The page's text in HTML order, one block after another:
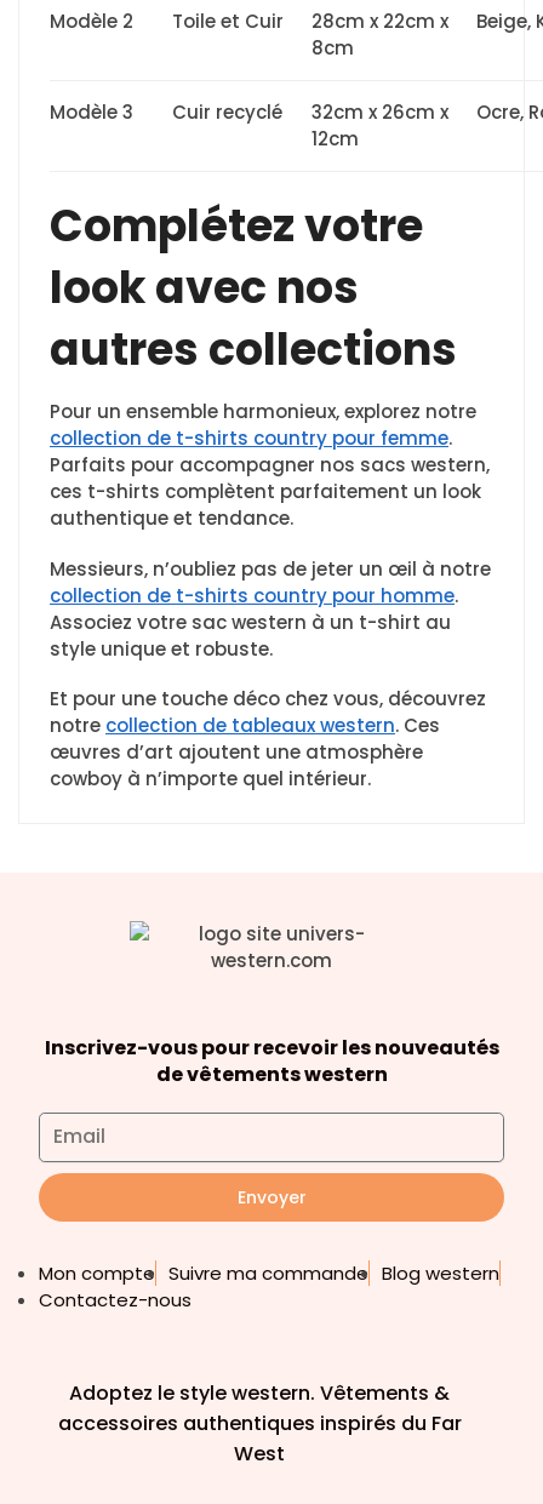
Modèle 2 Toile et Cuir
28cm x 22cm x
8cm
Beige,
Modèle 3 Cuir recyclé
32cm x 26cm x
12cm
Ocre,
Complétez votre
look avec nos
autres collections
Pour un ensemble harmonieux, explorez notre
collection de t-shirts country pour femme.
Parfaits pour accompagner nos sacs western,
ces t-shirts complètent parfaitement un look
authentique et tendance.
Messieurs, n’oubliez pas de jeter un œil à notre
collection de t-shirts country pour homme.
Associez votre sac western à un t-shirt au
style unique et robuste.
Et pour une touche déco chez vous, découvrez
notre collection de tableaux western. Ces
œuvres d’art ajoutent une atmosphère
cowboy à n’importe quel intérieur.
Inscrivez-vous pour recevoir les nouveautés
de vêtements western
Envoyer
Mon compte Suivre ma commande Blog western
Contactez-nous
Adoptez le style western. Vêtements &
accessoires authentiques inspirés du Far
West